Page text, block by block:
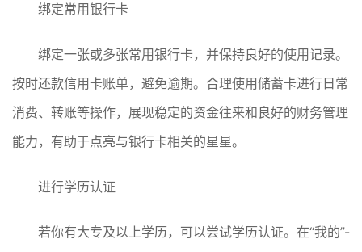
绑定常用银行卡
绑定一张或多张常用银行卡，并保持良好的使用记录。
按时还款信用卡账单，避免逾期。合理使用储蓄卡进行日常
消费、转账等操作，展现稳定的资金往来和良好的财务管理
能力，有助于点亮与银行卡相关的星星。
进行学历认证
若你有大专及以上学历，可以尝试学历认证。在“我的”-